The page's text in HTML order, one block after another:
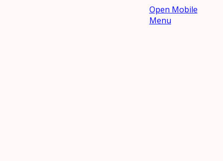
Open Mobile
Menu